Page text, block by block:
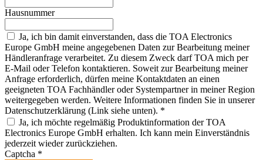
Hausnummer
Ja, ich bin damit einverstanden, dass die TOA Electronics
Europe GmbH meine angegebenen Daten zur Bearbeitung meiner
Händleranfrage verarbeitet. Zu diesem Zweck darf TOA mich per
E-Mail oder Telefon kontaktieren. Soweit zur Bearbeitung meiner
Anfrage erforderlich, dürfen meine Kontaktdaten an einen
geeigneten TOA Fachhändler oder Systempartner in meiner Region
weitergegeben werden. Weitere Informationen finden Sie in unserer
Datenschutzerklärung (Link siehe unten). *
Ja, ich möchte regelmäßig Produktinformation der TOA
Electronics Europe GmbH erhalten. Ich kann mein Einverständnis
jederzeit wieder zurückziehen.
Captcha *